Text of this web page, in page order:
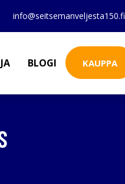
info@seitsemanveljesta150.fi
BLOGI KAUPPA